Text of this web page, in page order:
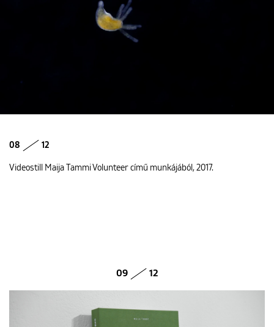
08 12
Videostill Maija Tammi Volunteer című munkájából, 2017.
09 12